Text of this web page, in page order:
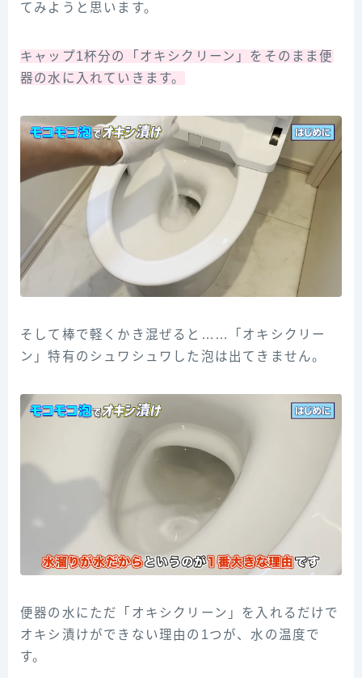
てみようと思います。
キャップ1杯分の「オキシクリーン」をそのまま便
器の水に入れていきます。
そして棒で軽くかき混ぜると……「オキシクリー
ン」特有のシュワシュワした泡は出てきません。
便器の水にただ「オキシクリーン」を入れるだけで
オキシ漬けができない理由の1つが、水の温度で
す。